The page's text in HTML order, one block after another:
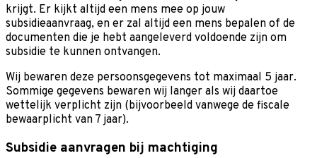
krijgt. Er kijkt altijd een mens mee op jouw
subsidieaanvraag, en er zal altijd een mens bepalen of de
documenten die je hebt aangeleverd voldoende zijn om
subsidie te kunnen ontvangen.
Wij bewaren deze persoonsgegevens tot maximaal 5 jaar.
Sommige gegevens bewaren wij langer als wij daartoe
wettelijk verplicht zijn (bijvoorbeeld vanwege de fiscale
bewaarplicht van 7 jaar).
Subsidie aanvragen bij machtiging